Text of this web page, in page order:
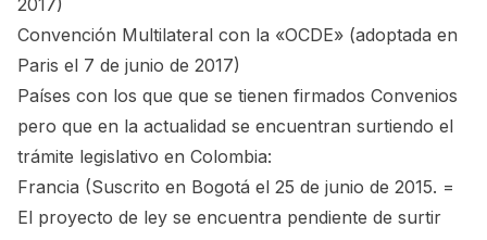
Convención Multilateral con la «OCDE» (adoptada en
Paris el 7 de junio de 2017)
Países con los que que se tienen firmados Convenios
pero que en la actualidad se encuentran surtiendo el
trámite legislativo en Colombia:
Francia (Suscrito en Bogotá el 25 de junio de 2015. =
El proyecto de ley se encuentra pendiente de surtir